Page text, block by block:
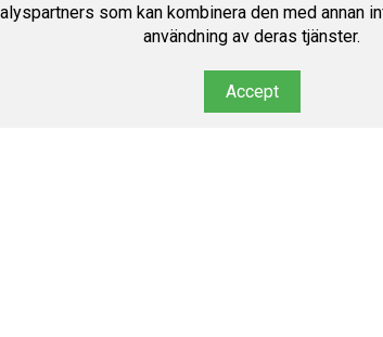
som kan kombinera den med
användning av deras tjänster.
Accept